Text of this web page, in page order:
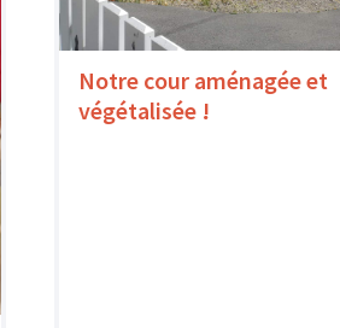
Notre cour aménagée et
végétalisée !